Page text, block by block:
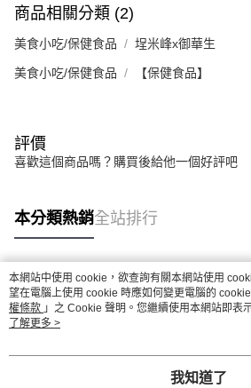
商品相關分類 (2)
美食小吃/保健食品 埕米峰x御華生
美食小吃/保健食品 【保健食品】
評價
喜歡這個商品嗎？購買後給他一個好評吧
本分類熱銷全站排行
熱門標籤
本網站中使用 cookie，欲查詢有關本網站使用
望在電腦上使用 cookie 時應如何變更電腦的
權條款 」之 Cookie 聲明。您繼續使用本網站即表
用條款之 Cookie 聲明使用 cookie。
了解更多 >
我知道了